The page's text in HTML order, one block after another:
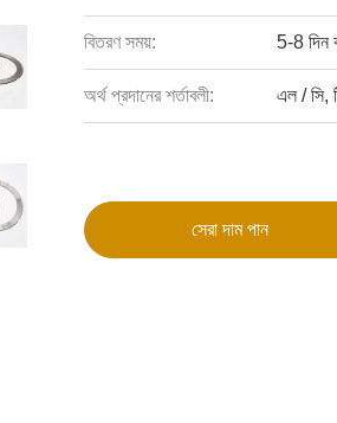
বিতরণ সময়: 5-8 দিন
অর্থ প্রদানের শর্তাবলী: এল / সি,
সেরা দাম পান